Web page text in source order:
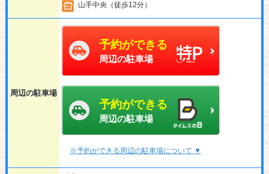
山手中央（徒歩12分）
周辺の駐車場
予約ができる
周辺の駐車場
予約ができる
周辺の駐車場
※予約ができる周辺の駐車場について ▼